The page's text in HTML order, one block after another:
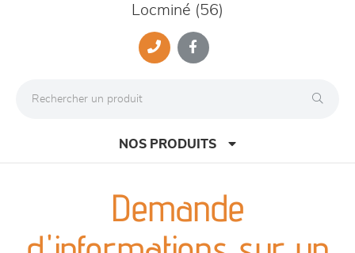
Locminé (56)
NOS PRODUITS
canapés et fauteuilsDemande